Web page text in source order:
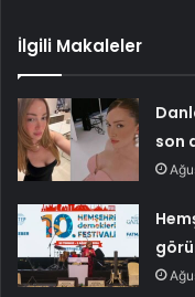
İlgili Makaleler
son